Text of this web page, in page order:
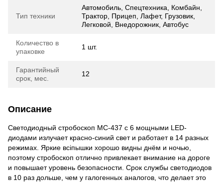
Тип техники
Автомобиль, Спецтехника, Комбайн,
Трактор, Прицеп, Лафет, Грузовик,
Легковой, Внедорожник, Автобус
Количество в
упаковке
1 шт.
Гарантийный
срок, мес.
12
Описание
Светодиодный стробоскоп МС-437 с 6 мощными LED-
диодами излучает красно-синий свет и работает в 14 разных
режимах. Яркие всіпышки хорошо видны днём и ночью,
поэтому стробоскоп отлично привлекает внимание на дороге
и повышает уровень безопасности. Срок службы светодиодов
в 10 раз дольше, чем у галогенных аналогов, что делает это